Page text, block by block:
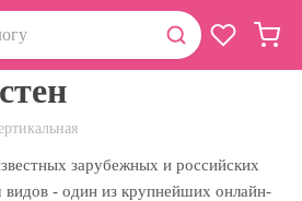
зарубежных и российских
видов - один из крупнейших онлайн-